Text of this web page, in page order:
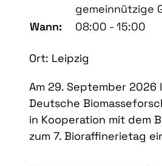
gemeinnützige
Wann:
08:00 - 15:00
Ort: Leipzig
Am 29. September 2026
Deutsche
in Kooperation mit dem
zum 7. Bioraffinerietag